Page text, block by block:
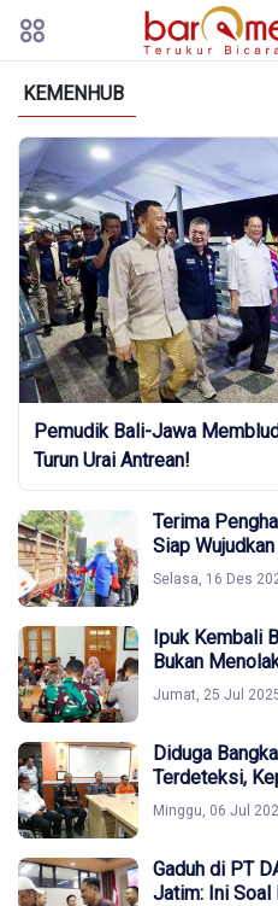
KEMENHUB
Pemudik Bali-Jawa
Turun Urai Antrean!
Terima
Siap
Selasa, 16 Des
Ipuk Kembali
Bukan
Jumat, 25 Jul
Diduga
Terdeteksi,
Minggu, 06 Jul
Gaduh di PT
Jatim: Ini Soal